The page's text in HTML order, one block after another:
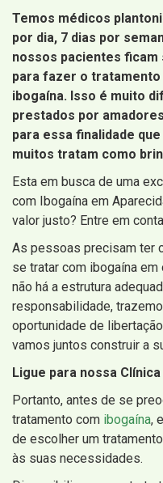
Temos médicos
por dia, 7 dias por
nossos pacientes ficam
para fazer o tratamento
ibogaína. Isso é muito
prestados por
para essa finalidade
muitos tratam como
Esta em busca de uma
com Ibogaína em
valor justo? Entre em
As pessoas precisam ter
se tratar com ibogaína em
não há a estrutura
responsabilidade,
oportunidade de
vamos juntos construir a
Ligue para nossa
Portanto, antes de se
tratamento com ibogaína,
de escolher um
às suas necessidades.